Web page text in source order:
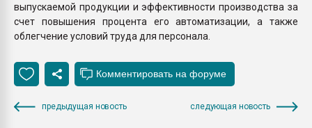
выпускаемой продукции и эффективности производства за
счет повышения процента его автоматизации, а также
облегчение условий труда для персонала.
предыдущая новость следующая новость